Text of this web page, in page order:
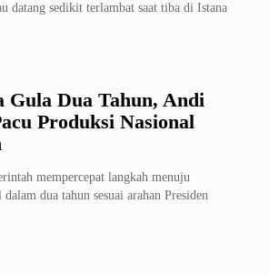
datang sedikit terlambat saat tiba di Istana
Gula Dua Tahun, Andi
Produksi Nasional
mempercepat langkah menuju
dua tahun sesuai arahan Presiden